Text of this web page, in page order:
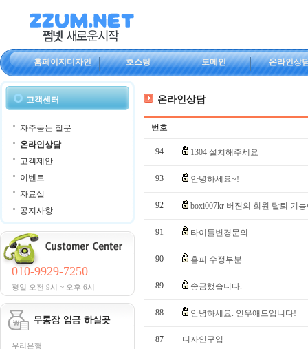
홈페이지디자인 호스팅 도메인 온라인상
고객센터
자주묻는 질문
온라인상담
고객제안
이벤트
자료실
공지사항
010-9929-7250
평일 오전 9시 ~ 오후 6시
우리은행
온라인상담
번호
94 1304 설치해주세요
93 안녕하세요~!
92 boxi007kr 버젼의 회원 탈퇴 기능
91 타이틀변경문의
90 홈피 수정부분
89 송금했습니다.
88 안녕하세요. 인우애드입니다!
87 디자인구입